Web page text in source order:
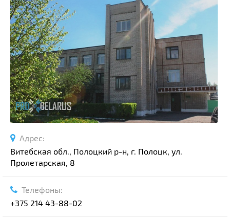
Замки и дворцы
Военная история
Гражданская архитектура
Спортивные сооружения
Производства
Ратуши
Родовые усадьбы
Садово-парковая архитектура
Озера и водоемы
Памятники
Памятники геодезии
Памятники природы
Выберите область
Адрес:
Витебская обл., Полоцкий р-н, г. Полоцк, ул.
Пролетарская, 8
Телефоны:
+375 214 43-88-02